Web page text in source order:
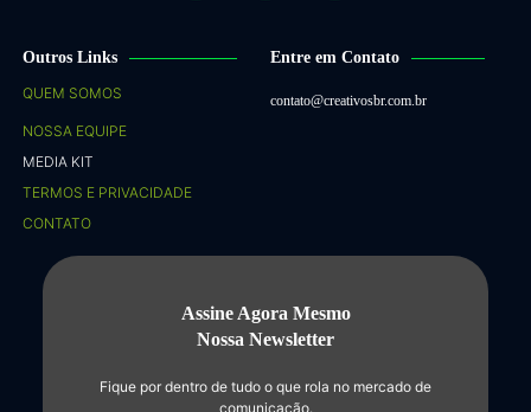
Outros Links
QUEM SOMOS
NOSSA EQUIPE
MEDIA KIT
TERMOS E PRIVACIDADE
CONTATO
Entre em Contato
contato@creativosbr.com.br
Assine Agora Mesmo
Nossa Newsletter
Fique por dentro de tudo o que rola no mercado de
comunicação.